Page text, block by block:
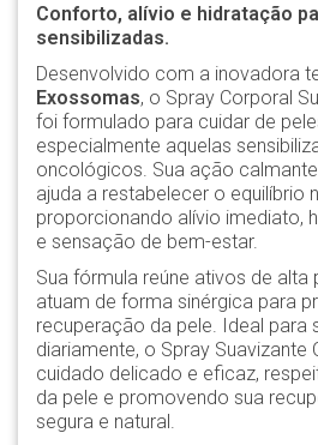
Conforto, alívio e hidratação
sensibilizadas.
Desenvolvido com a inovadora
Exossomas, o Spray Corporal
foi formulado para cuidar de
especialmente aquelas
oncológicos. Sua ação
ajuda a restabelecer o equilíbrio
proporcionando alívio imediato,
e sensação de bem-estar.
Sua fórmula reúne ativos de alta
atuam de forma sinérgica para
recuperação da pele. Ideal para
diariamente, o Spray Suavizante
cuidado delicado e eficaz,
da pele e promovendo sua
segura e natural.